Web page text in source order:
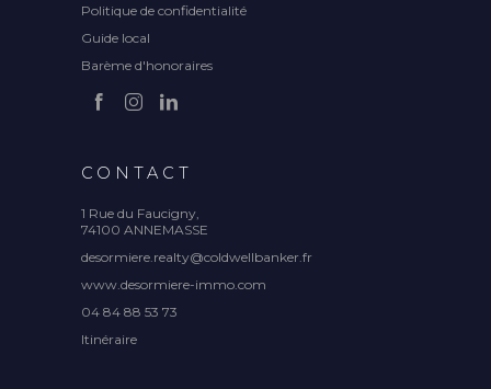
Politique de confidentialité
Guide local
Barème d'honoraires
CONTACT
1 Rue du Faucigny,
74100 ANNEMASSE
desormiere.realty@coldwellbanker.fr
www.desormiere-immo.com
04 84 88 53 73
Itinéraire